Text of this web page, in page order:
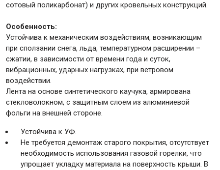
сотовый поликарбонат) и других кровельных конструкций.
Особенность:
Устойчива к механическим воздействиям, возникающим
при сползании снега, льда, температурном расширении –
сжатии, в зависимости от времени года и суток,
вибрационных, ударных нагрузках, при ветровом
воздействии.
Лента на основе синтетического каучука, армирована
стекловолокном, с защитным слоем из алюминиевой
фольги на внешней стороне.
Устойчива к УФ.
Не требуется демонтаж старого покрытия, отсутствует
необходимость использования газовой горелки, что
упрощает укладку материала на поверхность крыши. В
Сантехника
Крепежи
Анкеры
Монтажные ленты
Канаты, шнуры